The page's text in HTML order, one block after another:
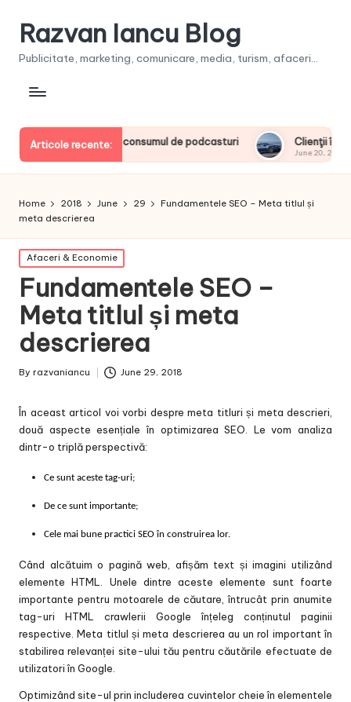
Razvan Iancu Blog
Publicitate, marketing, comunicare, media, turism, afaceri...
Articole recente:
europeni la consumul de podcasturi Clienţii își vor putea
June 20, 2026
Home 2018 June 29
Fundamentele SEO – Meta titlul și
meta descrierea
Posted
in
Afaceri & Economie
Fundamentele SEO –
Meta titlul și meta
descrierea
Posted
By razvaniancu June 29, 2018
În aceast articol voi vorbi despre meta titluri și meta descrieri,
două aspecte esențiale în optimizarea SEO. Le vom analiza
dintr-o triplă perspectivă:
Ce sunt aceste tag-uri;
De ce sunt importante;
Cele mai bune practici SEO în construirea lor.
Când alcătuim o pagină web, afișăm text și imagini utilizând
elemente HTML. Unele dintre aceste elemente sunt foarte
importante pentru motoarele de căutare, întrucât prin anumite
tag-uri HTML crawlerii Google înțeleg conținutul paginii
respective. Meta titlul și meta descrierea au un rol important în
stabilirea relevanței site-ului tău pentru căutările efectuate de
utilizatori în Google.
Optimizând site-ul prin includerea cuvintelor cheie în elementele